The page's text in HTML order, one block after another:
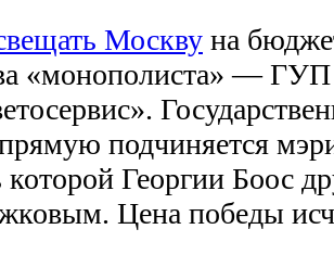
Москву на
«монополиста» —
подчиняется
которой Георгии Боос
Цена победы